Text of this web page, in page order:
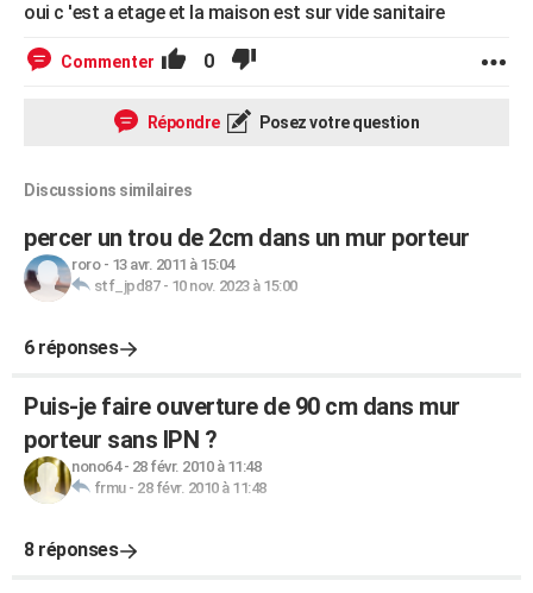
oui c 'est a etage et la maison est sur vide sanitaire
Commenter 0
Répondre Posez votre question
Discussions similaires
percer un trou de 2cm dans un mur porteur
roro- 13 avr. 2011 à 15:04
stf_jpd87- 10 nov. 2023 à 15:00
6 réponses
Puis-je faire ouverture de 90 cm dans mur
porteur sans IPN ?
nono64- 28 févr. 2010 à 11:48
frmu- 28 févr. 2010 à 11:48
8 réponses